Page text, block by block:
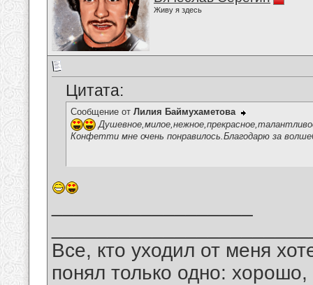
Живу я здесь
Цитата:
Сообщение от Лилия Баймухаметова
Конфетти мне очень понравилось.Благодарю за
Все, кто уходил от меня
понял только одно: